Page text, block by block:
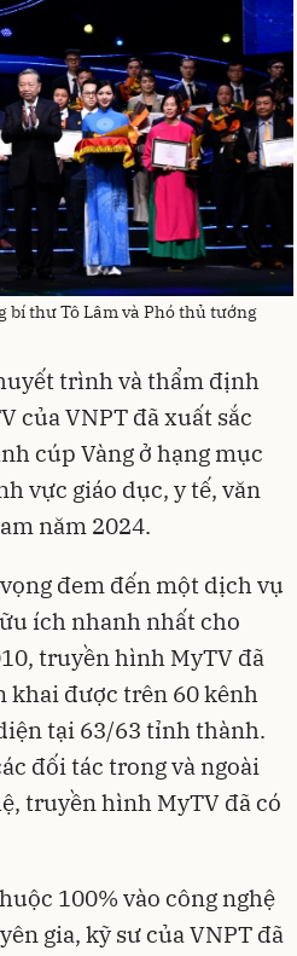
bí thư Tô Lâm và Phó thủ tướng
trình và thẩm định
của VNPT đã xuất sắc
cúp Vàng ở hạng mục
vực giáo dục, y tế, văn
năm 2024.
đem đến một dịch vụ
ích nhanh nhất cho
truyền hình MyTV đã
khai được trên 60 kênh
tại 63/63 tỉnh thành.
đối tác trong và ngoài
truyền hình MyTV đã có
100% vào công nghệ
gia, kỹ sư của VNPT đã